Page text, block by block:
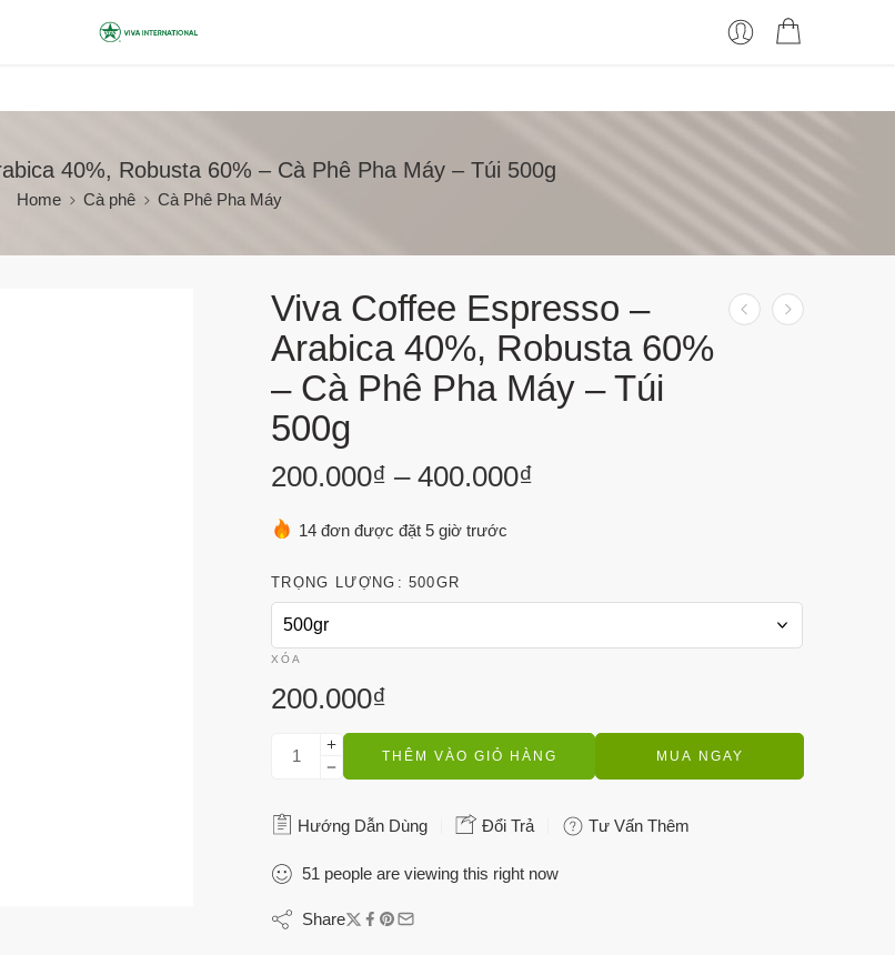
40%, Robusta 60% – Cà Phê Pha Máy – Túi 500g
Home Cà phê Cà Phê Pha Máy
Viva Coffee Espresso –
Arabica 40%, Robusta 60%
– Cà Phê Pha Máy – Túi
500g
200.000₫ – 400.000₫
14 đơn được đặt 5 giờ trước
TRỌNG LƯỢNG 500GR
XÓA
200.000₫
THÊM VÀO GIỎ HÀNG MUA NGAY
Hướng Dẫn Dùng Đổi Trả Tư Vấn Thêm
51 people are viewing this right now
Share